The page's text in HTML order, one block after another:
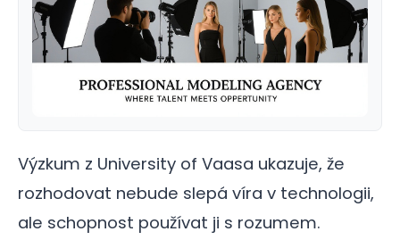
Výzkum z University of Vaasa ukazuje, že
rozhodovat nebude slepá víra v technologii,
ale schopnost používat ji s rozumem.